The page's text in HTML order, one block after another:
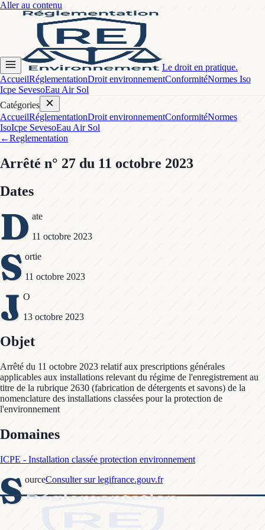
Aller au contenu
Le droit en pratique.
AccueilRéglementationDroit environnementConformitéNormes Iso
Icpe SevesoEau Air Sol
Catégories
AccueilRéglementationDroit environnementConformitéNormes
IsoIcpe SevesoEau Air Sol
←Reglementation
Arrêté n° 27 du 11 octobre 2023
Dates
D ate
11 octobre 2023
S ortie
11 octobre 2023
J O
13 octobre 2023
Objet
Arrêté du 11 octobre 2023 relatif aux prescriptions générales
applicables aux installations relevant du régime de l'enregistrement au
titre de la rubrique 2630 (fabrication de détergents et savons) de la
nomenclature des installations classées pour la protection de
l'environnement
Domaines
ICPE - Installation classée protection environnement
S ourceConsulter sur legifrance.gouv.fr